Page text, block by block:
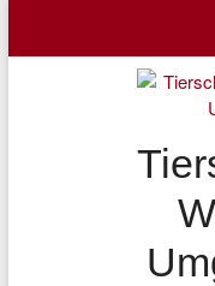
content